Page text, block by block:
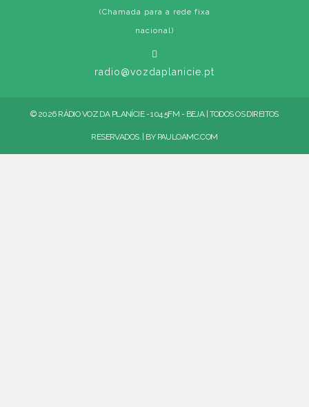
(Chamada para a rede fixa
nacional)
radio@vozdaplanicie.pt
© 2026 RÁDIO VOZ DA PLANÍCIE - 104.5FM - BEJA | TODOS OS DIREITOS
RESERVADOS. | BY PAULOAMC.COM